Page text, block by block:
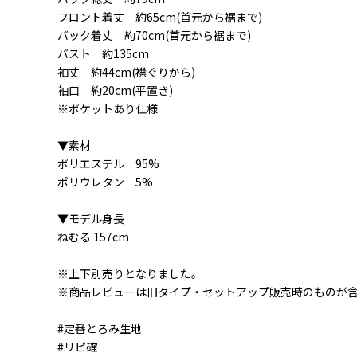
②陽炎(ブラック×オ
レンジ)
④翠嵐(ブラック×グ
リーン)
フロント着丈 約65cm(首元から裾まで)
バック着丈 約70cm(首元から裾まで)
バスト 約135cm
袖丈 約44cm(襟ぐりから)
袖口 約20cm(平置き)
※ポケットあり仕様
▼素材
ポリエステル 95%
ポリウレタン 5%
▼モデル身長
ねむる 157cm
※上下別売りとなりました。
※商品レビューは旧タイプ・セットアップ販売時のものが含
#定番とろみ生地
#リピ確